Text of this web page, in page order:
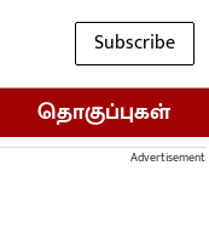
Subscribe
தொகுப்புகள்
Advertisement